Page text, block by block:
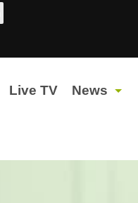
Live TV News